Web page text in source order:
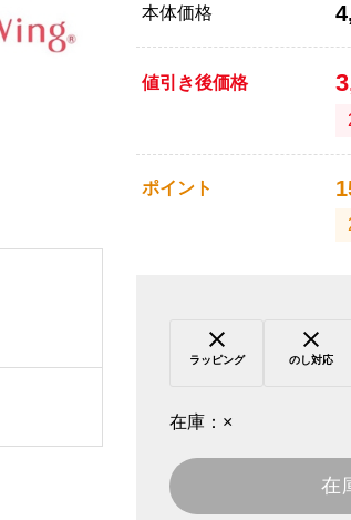
本体価格
値引き後価格
ポイント
ラッピング のし対応
在庫： ×
在